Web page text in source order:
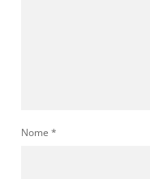
Nome *